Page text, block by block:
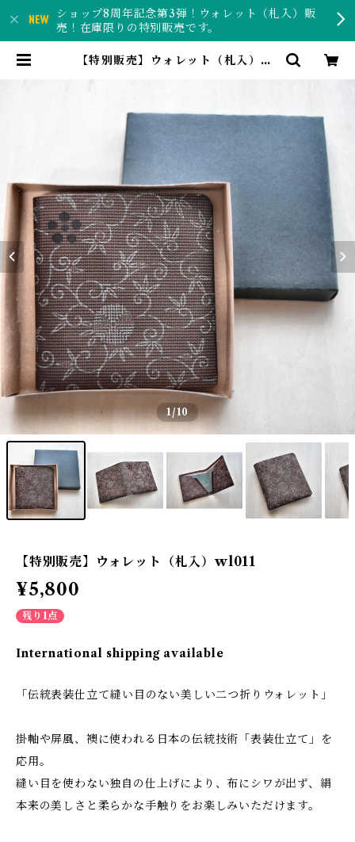
ショップ8周年記念第3弾！ウォレット（札入）販
売！在庫限りの特別販売です。
【特別販売】ウォレット（札入）wl
1/10
【特別販売】ウォレット（札入）wl011
¥5,800
残り1点
International shipping available
「伝統表装仕立て――縫い目のない美しい二つ折りウォレット」
掛軸や屏風、襖に使われる日本の伝統技術「表装仕立て」を
応用。
縫い目を使わない独自の仕上げにより、布にシワが出ず、絹
本来の美しさと柔らかな手触りをお楽しみいただけます。